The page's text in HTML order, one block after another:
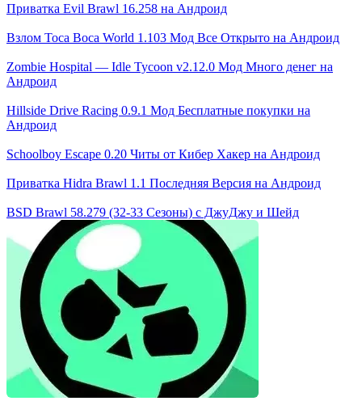
Приватка Evil Brawl 16.258 на Андроид
Взлом Toca Boca World 1.103 Мод Все Открыто на Андроид
Zombie Hospital — Idle Tycoon v2.12.0 Мод Много денег на
Андроид
Hillside Drive Racing 0.9.1 Мод Бесплатные покупки на
Андроид
Schoolboy Escape 0.20 Читы от Кибер Хакер на Андроид
Приватка Hidra Brawl 1.1 Последняя Версия на Андроид
BSD Brawl 58.279 (32-33 Сезоны) с ДжуДжу и Шейд